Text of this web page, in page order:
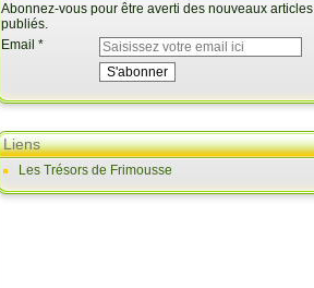
Abonnez-vous pour être averti des nouveaux articles
publiés.
Email
Liens
Les Trésors de Frimousse